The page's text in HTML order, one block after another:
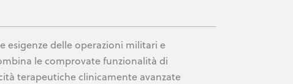
esigenze delle operazioni militari e
le comprovate funzionalità di
terapeutiche clinicamente avanzate